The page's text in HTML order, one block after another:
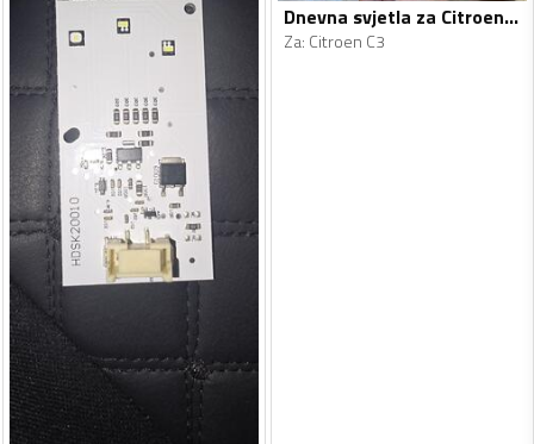
Dnevna svjetla za Citroen - C3 - 2017-2022
Za: Citroen C3